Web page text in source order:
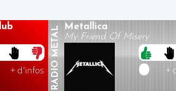
+ d'infos RADIO
METAL Metallica
My Friend Of Misery
+